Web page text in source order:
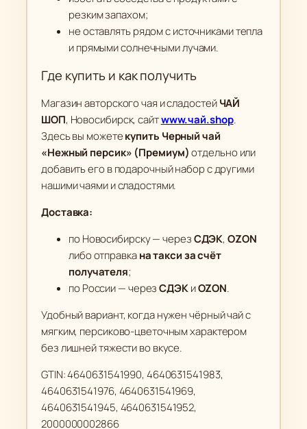
резким запахом;
не оставлять рядом с источниками тепла
и прямыми солнечными лучами.
Где купить и как получить
Магазин авторского чая и сладостейЧАЙ
ШОП, Новосибирск, сайтwww.чай.shop.
Здесь вы можетекупить Черный чай
«Нежный персик» (Премиум)отдельно или
добавить его в подарочный набор с другими
нашими чаями и сладостями.
Доставка:
по Новосибирску — черезСДЭК,OZON
либо отправкана такси за счёт
получателя;
по России — черезСДЭКиOZON.
Удобный вариант, когда нужен чёрный чай с
мягким, персиково-цветочным характером
без лишней тяжести во вкусе.
GTIN: 4640631541990, 4640631541983,
4640631541976, 4640631541969,
4640631541945, 4640631541952,
2000000002866